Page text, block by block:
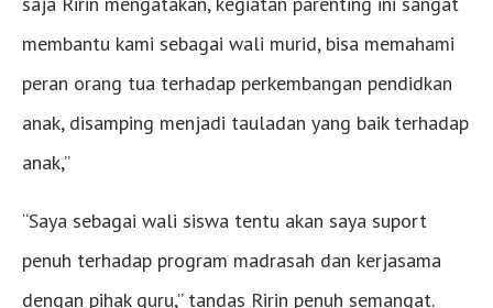
membantu kami sebagai wali murid, bisa memahami
peran orang tua terhadap perkembangan pendidkan
anak, disamping menjadi tauladan yang baik terhadap
anak,”
“Saya sebagai wali siswa tentu akan saya suport
penuh terhadap program madrasah dan kerjasama
dengan pihak guru,” tandas Ririn penuh semangat.